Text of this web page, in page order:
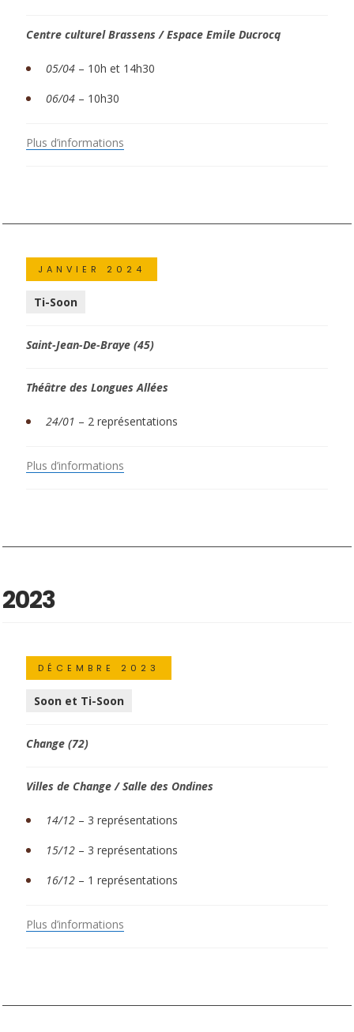
Centre culturel Brassens / Espace Emile Ducrocq
05/04 – 10h et 14h30
06/04 – 10h30
Plus d’informations
JANVIER 2024
Ti-Soon
Saint-Jean-De-Braye (45)
Théâtre des Longues Allées
24/01 – 2 représentations
Plus d’informations
2023
DÉCEMBRE 2023
Soon et Ti-Soon
Change (72)
Villes de Change / Salle des Ondines
14/12 – 3 représentations
15/12 – 3 représentations
16/12 – 1 représentations
Plus d’informations